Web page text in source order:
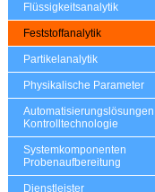
Flüssigkeitsanalytik
Feststoffanalytik
Partikelanalytik
Physikalische Parameter
Automatisierungslösungen
Kontrolltechnologie
Systemkomponenten
Probenaufbereitung
Dienstleister